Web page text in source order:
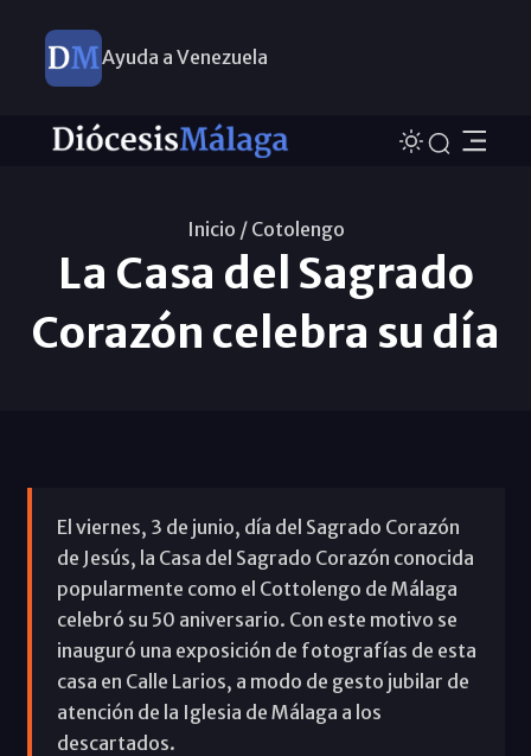
Ayuda a Venezuela
Inicio / Cotolengo
La Casa del Sagrado
Corazón celebra su día
El viernes, 3 de junio, día del Sagrado Corazón
de Jesús, la Casa del Sagrado Corazón conocida
popularmente como el Cottolengo de Málaga
celebró su 50 aniversario. Con este motivo se
inauguró una exposición de fotografías de esta
casa en Calle Larios, a modo de gesto jubilar de
atención de la Iglesia de Málaga a los
descartados.